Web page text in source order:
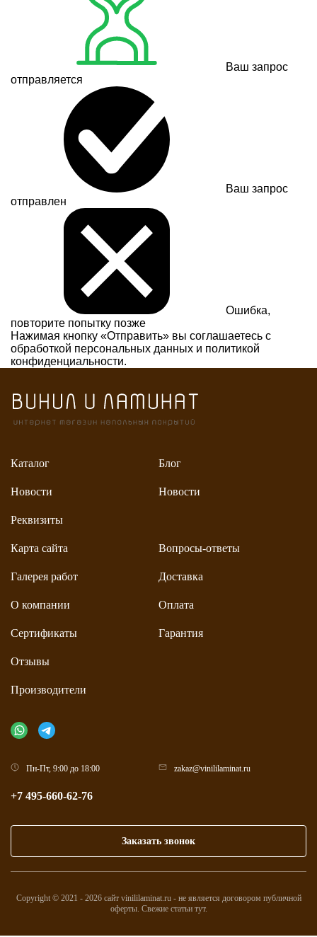
Ваш запрос
отправляется
Ваш запрос
отправлен
Ошибка,
повторите попытку позже
Нажимая кнопку «Отправить» вы соглашаетесь с
обработкой персональных данных и политикой
конфиденциальности.
Каталог
Новости
Реквизиты
Карта сайта
Галерея работ
Блог
Новости
О компании
Сертификаты
Отзывы
Производители
Вопросы-ответы
Доставка
Оплата
Гарантия
Пн-Пт, 9:00 до 18:00 zakaz@vinililaminat.ru
+7 495-660-62-76
Заказать звонок
Copyright © 2021 - 2026 сайт vinililaminat.ru - не является договором публичной
оферты. Свежие статьи тут.